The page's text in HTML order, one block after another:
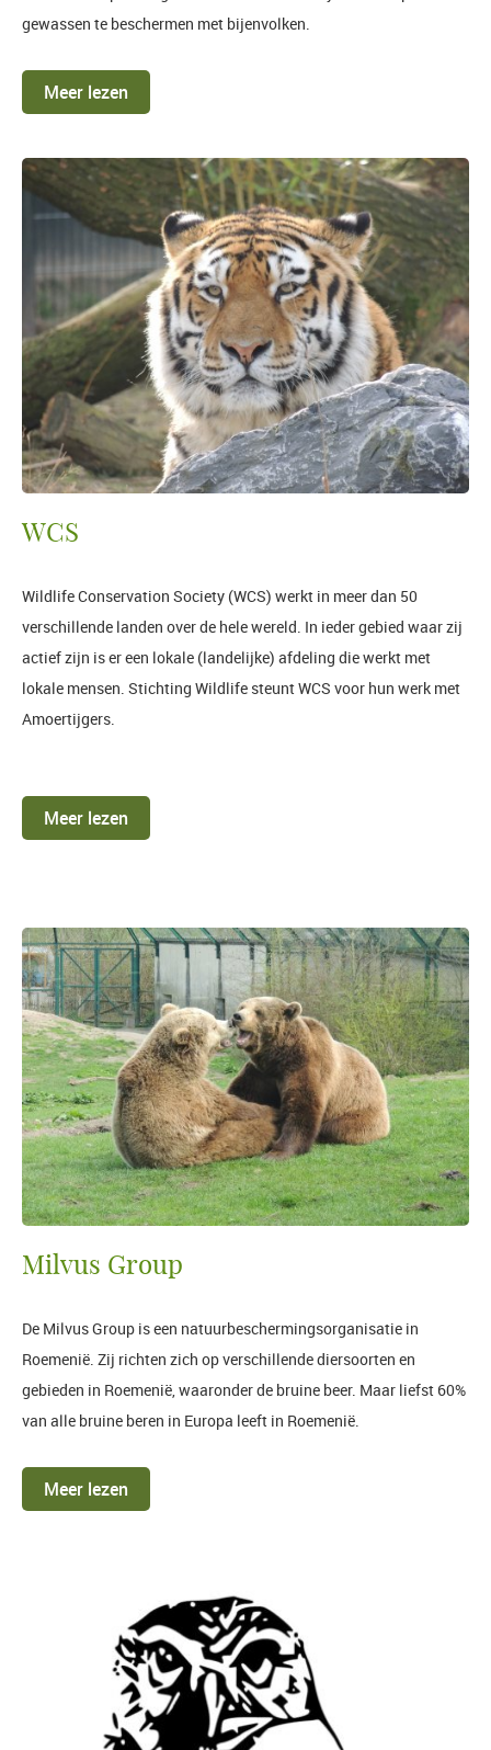
gewassen te beschermen met bijenvolken.
Meer lezen
WCS
Wildlife Conservation Society (WCS) werkt in meer dan 50
verschillende landen over de hele wereld. In ieder gebied waar zij
actief zijn is er een lokale (landelijke) afdeling die werkt met
lokale mensen. Stichting Wildlife steunt WCS voor hun werk met
Amoertijgers.
Meer lezen
Milvus Group
De Milvus Group is een natuurbeschermingsorganisatie in
Roemenië. Zij richten zich op verschillende diersoorten en
gebieden in Roemenië, waaronder de bruine beer. Maar liefst 60%
van alle bruine beren in Europa leeft in Roemenië.
Meer lezen